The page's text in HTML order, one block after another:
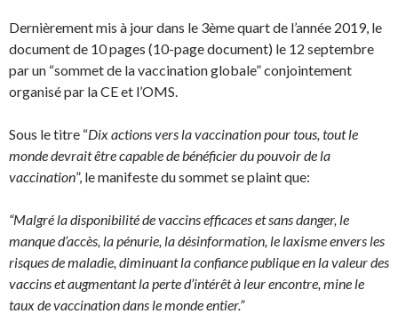
Dernièrement mis à jour dans le 3ème quart de l’année 2019, le
document de 10 pages (10-page document) le 12 septembre
par un “sommet de la vaccination globale” conjointement
organisé par la CE et l’OMS.
Sous le titre “Dix actions vers la vaccination pour tous, tout le
monde devrait être capable de bénéficier du pouvoir de la
vaccination”, le manifeste du sommet se plaint que:
“Malgré la disponibilité de vaccins efficaces et sans danger, le
manque d’accès, la pénurie, la désinformation, le laxisme envers les
risques de maladie, diminuant la confiance publique en la valeur des
vaccins et augmentant la perte d’intérêt à leur encontre, mine le
taux de vaccination dans le monde entier.”